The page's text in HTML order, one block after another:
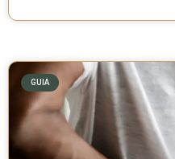
GUIA